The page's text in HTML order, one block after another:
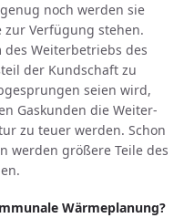
noch werden sie
Verfügung stehen.
Weiterbetriebs des
der Kundschaft zu
seien wird,
Gaskunden die Weiter­
zu teuer werden. Schon
werden größere Teile des
Wärmeplanung?